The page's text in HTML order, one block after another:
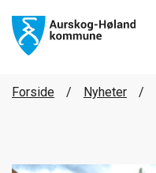
Forside Nyheter